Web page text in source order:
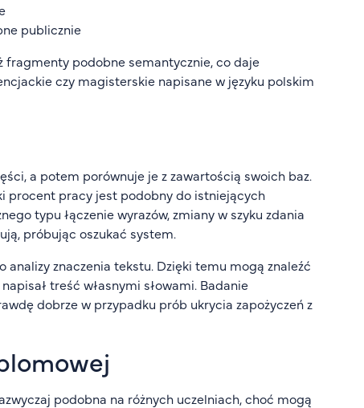
publicznie
fragmenty podobne semantycznie, co daje
czy magisterskie napisane w języku polskim
a potem porównuje je z zawartością swoich baz.
procent pracy jest podobny do istniejących
typu łączenie wyrazów, zmiany w szyku zdania
próbując oszukać system.
znaczenia tekstu. Dzięki temu mogą znaleźć
treść własnymi słowami. Badanie
dobrze w przypadku prób ukrycia zapożyczeń z
podobna na różnych uczelniach, choć mogą